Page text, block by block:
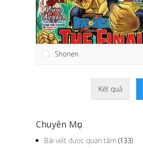
Shonen
Kết quả
Chuyên Mục
Bài viết được quan tâm (133)